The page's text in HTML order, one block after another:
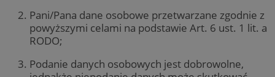
Pani/Pana dane osobowe przetwarzane zgodnie z
powyższymi celami na podstawie Art. 6 ust. 1 lit. a
RODO;
Podanie danych osobowych jest dobrowolne,